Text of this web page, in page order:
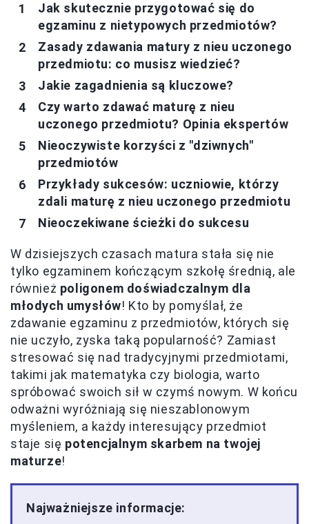
Jak skutecznie przygotować się do
egzaminu z nietypowych przedmiotów?
Zasady zdawania matury z nieu uczonego
przedmiotu: co musisz wiedzieć?
Jakie zagadnienia są kluczowe?
Czy warto zdawać maturę z nieu
uczonego przedmiotu? Opinia ekspertów
Nieoczywiste korzyści z "dziwnych"
przedmiotów
Przykłady sukcesów: uczniowie, którzy
zdali maturę z nieu uczonego przedmiotu
Nieoczekiwane ścieżki do sukcesu
W dzisiejszych czasach matura stała się nie
tylko egzaminem kończącym szkołę średnią, ale
również poligonem doświadczalnym dla
młodych umysłów! Kto by pomyślał, że
zdawanie egzaminu z przedmiotów, których się
nie uczyło, zyska taką popularność? Zamiast
stresować się nad tradycyjnymi przedmiotami,
takimi jak matematyka czy biologia, warto
spróbować swoich sił w czymś nowym. W końcu
odważni wyróżniają się nieszablonowym
myśleniem, a każdy interesujący przedmiot
staje się potencjalnym skarbem na twojej
maturze!
Najważniejsze informacje: